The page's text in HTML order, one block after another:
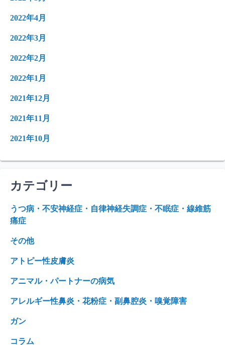
2022年4月
2022年3月
2022年2月
2022年1月
2021年12月
2021年11月
2021年10月
カテゴリー
うつ病・不安神経症・自律神経失調症・不眠症・線維筋
痛症
その他
アトピー性皮膚炎
アニマル・パートナーの病気
アレルギー性鼻炎・花粉症・副鼻腔炎・嗅覚障害
ガン
コラム